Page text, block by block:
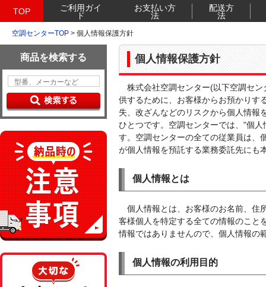
空調センターTOP > 個人情報保護方針
個人情報保護方針
株式会社空調センター(以下空調セ
供するために、お客様からお預かりす
失、改ざんなどのリスクから個人情報
ひとつです。空調センターでは、"個
す。空調センターの全ての従業員は、
が個人情報を預託する業務委託先にも
個人情報とは
個人情報とは、お客様のお名前、住
客様個人を特定する全ての情報のこと
情報ではありませんので、個人情報の
個人情報の利用目的